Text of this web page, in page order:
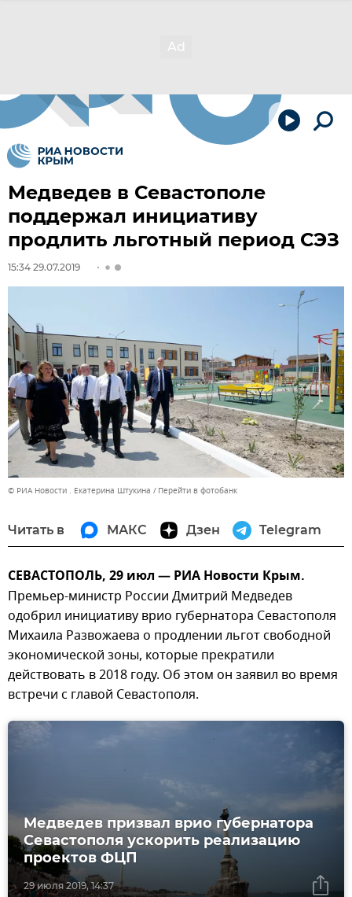
Медведев в Севастополе
поддержал инициативу
продлить льготный период СЭЗ
15:34 29.07.2019
© РИА Новости . Екатерина Штукина Перейти в фотобанк
Читать в МАКС Дзен Telegram
СЕВАСТОПОЛЬ, 29 июл — РИА Новости Крым.
Премьер-министр России Дмитрий Медведев
одобрил инициативу врио губернатора Севастополя
Михаила Развожаева о продлении льгот свободной
экономической зоны, которые прекратили
действовать в 2018 году. Об этом он заявил во время
встречи с главой Севастополя.
29 июля 2019, 14:37
Медведев призвал врио губернатора
Севастополя ускорить реализацию
проектов ФЦП